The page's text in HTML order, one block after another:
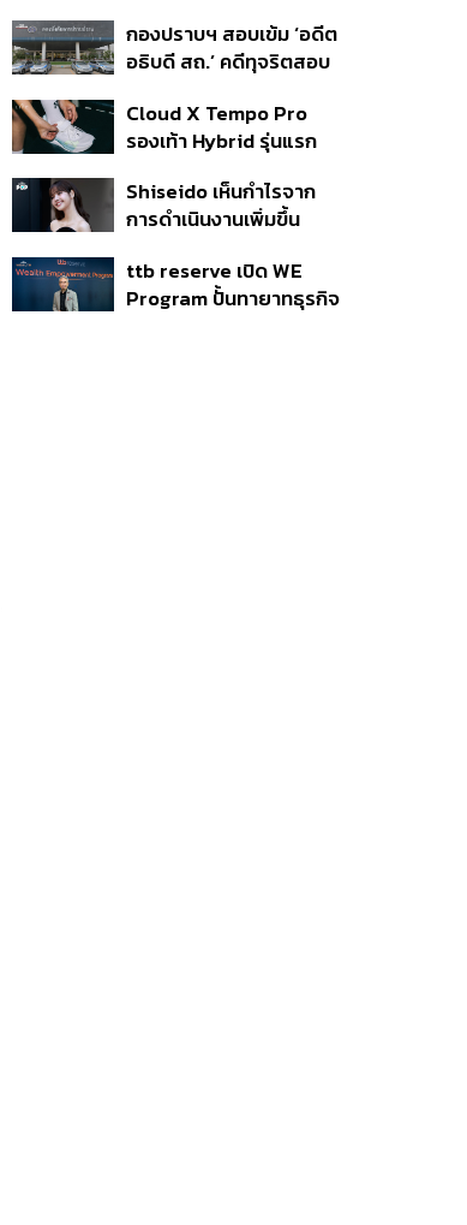
เด็กตกหล่น-ห้ามสอบ
แข่งขันเด็กเล็ก เน้นเรียนรู้
กองปราบฯ สอบเข้ม ‘อดีต
อธิบดี สถ.’ คดีทุจริตสอบ
จ่อชง ป.ป.ช. 12 ส.ค. นี้
Cloud X Tempo Pro
รองเท้า Hybrid รุ่นแรก
Shiseido เห็นกำไรจาก
การดำเนินงานเพิ่มขึ้น
ปี 2026
ttb reserve เปิด WE
Program ปั้นทายาทธุรกิจ